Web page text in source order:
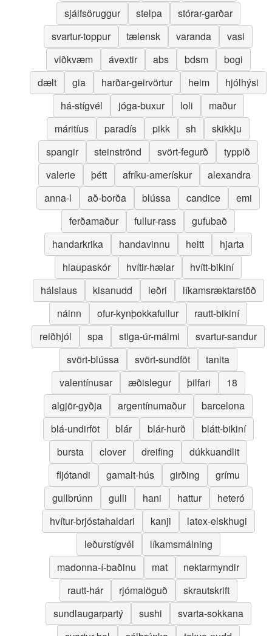
sjálfsöruggur
stelpa
stórar-garðar
svartur-toppur
tælensk varanda
vasi
viðkvæm
ávextir abs bdsm
bogi
dælt
gia harðar-geirvörtur heim
hjólhýsi
há-stígvél
jóga-buxur loli
maður
máritíus
paradís pikk sh
skikkju
spangir
steinströnd svört-fegurð
typpið
valerie
þétt afríku-amerískur
alexandra
anna-l
að-borða blússa candice
emi
ferðamaður
fullur-rass
gufubað
handarkrika
handavinnu heitt
hjarta
hlaupaskór
hvítir-hælar
hvítt-bikiní
hálslaus
kisanudd leðri
líkamsræktarstöð
náinn
ofur-kynþokkafullur
rautt-bikiní
reiðhjól
spa stiga-úr-málmi
svartur-sandur
svört-blússa
svört-sundföt
tanita
valentínusar
æðislegur þilfari
18
algjör-gyðja
argentínumaður
barcelona
blá-undirföt
blár blár-hurð
blátt-bikiní
bursta
clover dreifing
dúkkuandlit
fljótandi
gamalt-hús girðing
grímu
gullbrúnn
gulli hani hattur
heteró
hvítur-brjóstahaldari
kanji
latex-elskhugi
leðurstígvél
líkamsmálning
madonna-í-baðinu
mat
nektarmyndir
rautt-hár
rjómalöguð
skrautskrift
sundlaugarpartý
sushi
svarta-sokkana